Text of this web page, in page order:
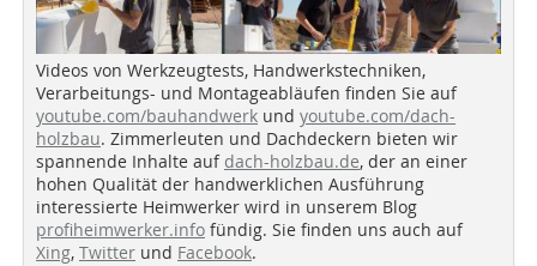
Videos von Werkzeugtests, Handwerkstechniken,
Verarbeitungs- und Montageabläufen finden Sie auf
youtube.com/bauhandwerk und youtube.com/dach-
holzbau. Zimmerleuten und Dachdeckern bieten wir
spannende Inhalte auf dach-holzbau.de, der an einer
hohen Qualität der handwerklichen Ausführung
interessierte Heimwerker wird in unserem Blog
profiheimwerker.info fündig. Sie finden uns auch auf
Xing, Twitter und Facebook.